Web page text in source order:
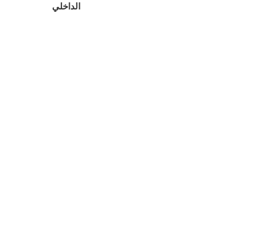
الداخلي